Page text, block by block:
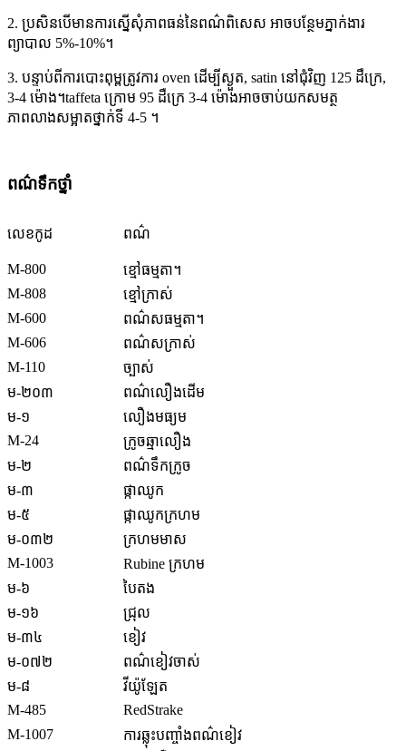
2. ប្រសិនបើមានការស្នើសុំភាពធន់នៃពណ៌ពិសេស អាចបន្ថែមភ្នាក់ងារ
ព្យាបាល 5%-10%។
3. បន្ទាប់ពីការបោះពុម្ពត្រូវការ oven ដើម្បីស្ងួត, satin នៅជុំវិញ 125 ដឺក្រេ,
3-4 ម៉ោង។taffeta ក្រោម 95 ដឺក្រេ 3-4 ម៉ោងអាចចាប់យកសមត្ថ
ភាពលាងសម្អាតថ្នាក់ទី 4-5 ។
ពណ៌ទឹកថ្នាំ
លេខ​កូដ ពណ៌
M-800
ខ្មៅធម្មតា។
M-808
ខ្មៅក្រាស់
M-600
ពណ៌សធម្មតា។
M-606
ពណ៌សក្រាស់
M-110
ច្បាស់
ម-២០៣
ពណ៌លឿងដើម
ម-១
លឿងមធ្យម
M-24
ក្រូចឆ្មាលឿង
ម-២
ពណ៌ទឹកក្រូច
ម-៣
ផ្កាឈូក
ម-៥
ផ្កាឈូកក្រហម
ម-០៣២
ក្រហមមាស
M-1003
Rubine ក្រហម
ម-៦
បៃតង
ម-១៦
ជ្រុល
ម-៣៤
ខៀវ
ម-០៧២
ពណ៌ខៀវចាស់
ម-៨
វីយ៉ូឡែត
M-485
RedStrake
M-1007
ការឆ្លុះបញ្ចាំងពណ៌ខៀវ